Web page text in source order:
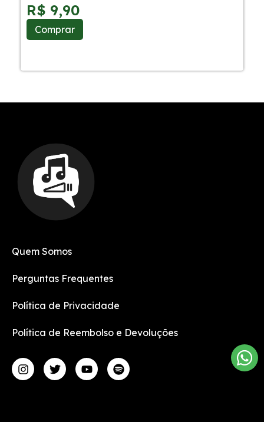
R$ 9,90
Comprar
Quem Somos
Perguntas Frequentes
Política de Privacidade
Política de Reembolso e Devoluções